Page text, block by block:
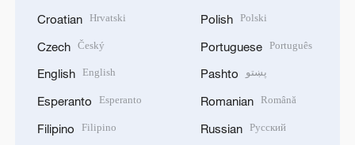
Croatian Hrvatski
Czech Český
English English
Esperanto Esperanto
Filipino Filipino
Polish Polski
Portuguese Português
Pashto پښتو
Romanian Română
Russian Русский